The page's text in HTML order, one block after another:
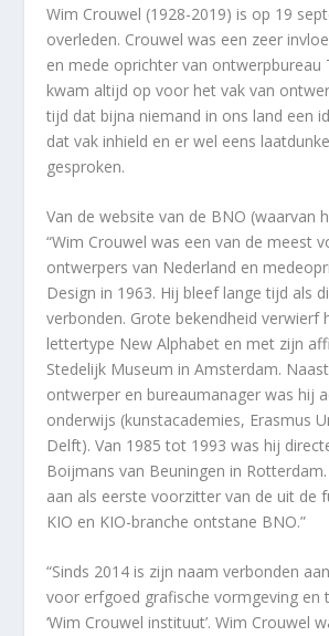
Wim Crouwel (1928-2019) is op 19
overleden. Crouwel was een zeer
en mede oprichter van ontwerpbureau
kwam altijd op voor het vak van
tijd dat bijna niemand in ons land een
dat vak inhield en er wel eens
gesproken.
Van de website van de BNO (waarvan
“Wim Crouwel was een van de meest
ontwerpers van Nederland en
Design in 1963. Hij bleef lange tijd als
verbonden. Grote bekendheid verwierf
lettertype New Alphabet en met zijn
Stedelijk Museum in Amsterdam.
ontwerper en bureaumanager was hij
onderwijs (kunstacademies, Erasmus
Delft). Van 1985 tot 1993 was hij
Boijmans van Beuningen in
aan als eerste voorzitter van de uit de
KIO en KIO-branche ontstane BNO.”
“Sinds 2014 is zijn naam verbonden
voor erfgoed grafische vormgeving en
‘Wim Crouwel instituut’. Wim Crouwel